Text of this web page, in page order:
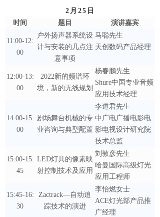
2月25日
时间
题目 演讲嘉宾
11:00-12:
00
户外扬声器系统设
计与安装的几点注
意事项
马聪先生
天创数码产品经理
12:00-13:
00
2022新的频谱环
境，新的无线规划
杨春鹏先生
Shure中国专业音频
应用技术经理
14:00-15:
00
剧场舞台机械的专
业咨询与典型配置
李道君先生
中广电广播电影电
影电视设计研究院
技术总监
15:00-15:
45
LED灯具的像素映
射控制技术及应用
刘敦彦先生
哈曼国际高级灯光
应用工程师
15:45-16:
30
Zactrack—自动追
踪技术的演进
李怡燃女士
ACE灯光部产品推
广经理